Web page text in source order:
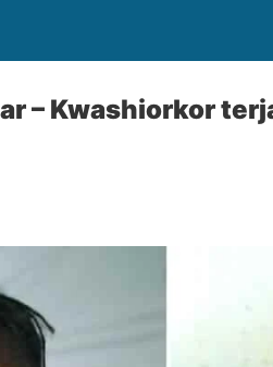
– Kwashiorkor